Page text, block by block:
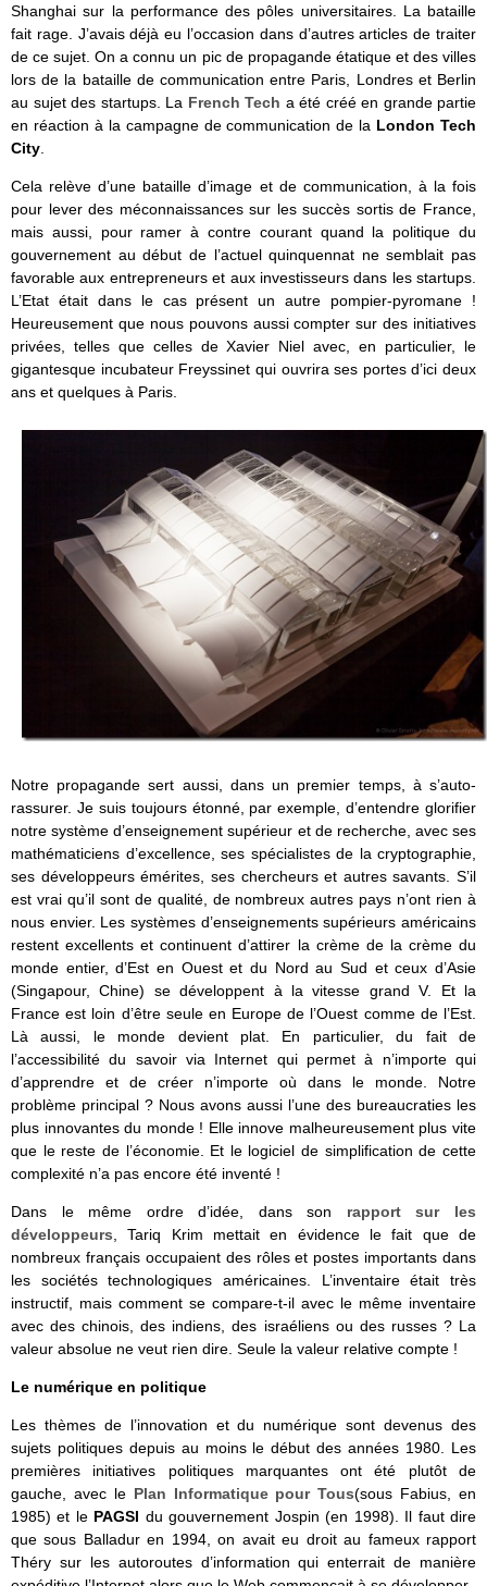
Shanghai sur la performance des pôles universitaires. La bataille
fait rage. J’avais déjà eu l’occasion dans d’autres articles de traiter
de ce sujet. On a connu un pic de propagande étatique et des villes
lors de la bataille de communication entre Paris, Londres et Berlin
au sujet des startups. La French Tech a été créé en grande partie
en réaction à la campagne de communication de la London Tech
City
Cela relève d’une bataille d’image et de communication, à la fois
pour lever des méconnaissances sur les succès sortis de France,
mais aussi, pour ramer à contre courant quand la politique du
gouvernement au début de l’actuel quinquennat ne semblait pas
favorable aux entrepreneurs et aux investisseurs dans les startups.
L’Etat était dans le cas présent un autre pompier-pyromane !
Heureusement que nous pouvons aussi compter sur des initiatives
privées, telles que celles de Xavier Niel avec, en particulier, le
gigantesque incubateur Freyssinet qui ouvrira ses portes d’ici deux
ans et quelques à Paris.
Notre propagande sert aussi, dans un premier temps, à s’auto-
rassurer. Je suis toujours étonné, par exemple, d’entendre glorifier
notre système d’enseignement supérieur et de recherche, avec ses
mathématiciens d’excellence, ses spécialistes de la cryptographie,
ses développeurs émérites, ses chercheurs et autres savants. S’il
est vrai qu’il sont de qualité, de nombreux autres pays n’ont rien à
nous envier. Les systèmes d’enseignements supérieurs américains
restent excellents et continuent d’attirer la crème de la crème du
monde entier, d’Est en Ouest et du Nord au Sud et ceux d’Asie
(Singapour, Chine) se développent à la vitesse grand V. Et la
France est loin d’être seule en Europe de l’Ouest comme de l’Est.
Là aussi, le monde devient plat. En particulier, du fait de
l’accessibilité du savoir via Internet qui permet à n’importe qui
d’apprendre et de créer n’importe où dans le monde. Notre
problème principal ? Nous avons aussi l’une des bureaucraties les
plus innovantes du monde ! Elle innove malheureusement plus vite
que le reste de l’économie. Et le logiciel de simplification de cette
complexité n’a pas encore été inventé !
Dans le même ordre d’idée, dans son rapport sur les
développeurs , Tariq Krim mettait en évidence le fait que de
nombreux français occupaient des rôles et postes importants dans
les sociétés technologiques américaines. L’inventaire était très
instructif, mais comment se compare-t-il avec le même inventaire
avec des chinois, des indiens, des israéliens ou des russes ? La
valeur absolue ne veut rien dire. Seule la valeur relative compte !
Le numérique en politique
Les thèmes de l’innovation et du numérique sont devenus des
sujets politiques depuis au moins le début des années 1980. Les
premières initiatives politiques marquantes ont été plutôt de
gauche, avec le Plan Informatique pour Tous(sous Fabius, en
1985) et le PAGSI du gouvernement Jospin (en 1998). Il faut dire
que sous Balladur en 1994, on avait eu droit au fameux rapport
Théry sur les autoroutes d’information qui enterrait de manière